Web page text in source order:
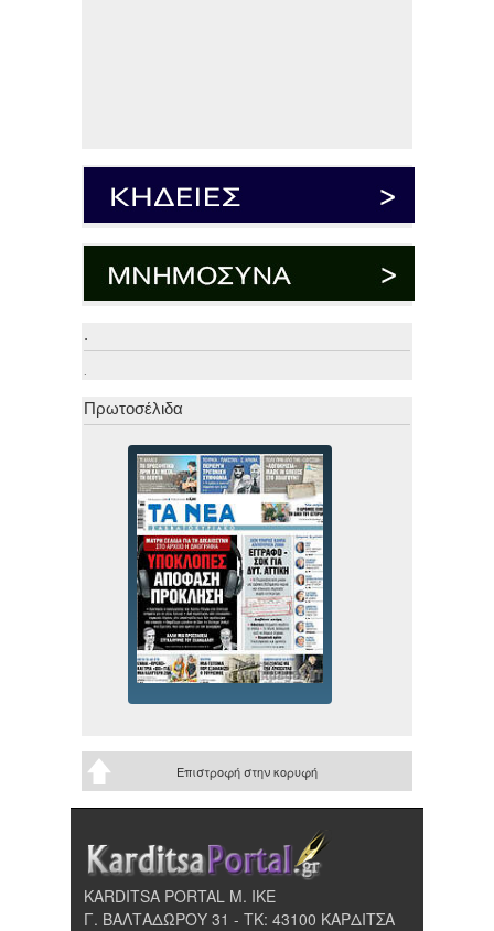
.
.
Πρωτοσέλιδα
Επιστροφή στην κορυφή
KARDITSA PORTAL Μ. ΙΚΕ
Γ. ΒΑΛΤΑΔΩΡΟΥ 31 - ΤΚ: 43100 ΚΑΡΔΙΤΣΑ